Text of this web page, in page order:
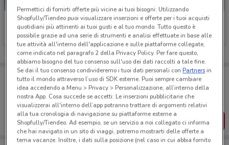
Ferplast
Scade il 31/12 2.1 km
Ferplast
Scade il 31/12 2.1 km
Porta DoveConviene sempre con te!
Puoi trovare le migliori offerte dei negozi vicino a te,
salvarle e creare la tua lista del risparmio, comodamente
dal tuo cellulare.
SCARICA L’APP
Permettici di fornirti offerte più vicine ai tuoi bisogni: Utilizzando
Shopfully/Tiendeo puoi visualizzare inserzioni e offerte per i tuoi acquisti
quotidiani più attinenti ai tuoi gusti e al tuo mondo. Tutto questo è
possibile grazie ad una serie di strumenti e analisi effettuate in base alle
tue attività all'interno dell'applicazione e sulle piattaforme collegate,
come indicato nel paragrafo 2 della Privacy Policy. Per fare questo,
abbiamo bisogno del tuo consenso sull'uso dei dati raccolti a tale fine.
Se dai il tuo consenso condivideremo i tuoi dati personali conPartnersin
tutto il mondo attraverso l’uso di SDK esterne. Puoi sempre cambiare
idea accedendo a Menu > Privacy > Personalizzazione, all’interno della
nostra App. Cosa succede se accetti: Le inserzioni pubblicitarie che
visualizzerai all'interno dell’app potranno trattare di argomenti relativi
alla tua cronologia di navigazione su piattaforme esterne a
Shopfully/Tiendeo. Ad esempio, se un servizio a noi collegato ci informa
che hai navigato in un sito di viaggi, potremo mostrarti delle offerte a
tema vacanze. Inoltre, i dati sulla posizione (nel caso in cui abbia fornito